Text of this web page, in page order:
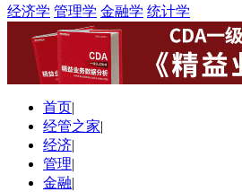
经济学 管理学 金融学 统计学
首页|
经管之家|
经济|
管理|
金融|